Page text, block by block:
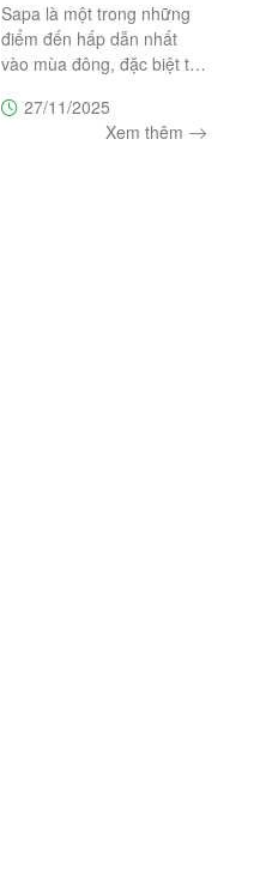
Sapa là một trong những
điểm đến hấp dẫn nhất
vào mùa đông, đặc biệt từ
du khách có cơ hội săn
tuyết và chiêm ngưỡng
27/11/2025
Xem thêm